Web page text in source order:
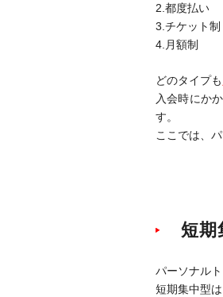
2.都度払い
3.チケット制
4.月額制
どのタイプも
入会時にか
す。
ここでは、
短期
パーソナル
短期集中型